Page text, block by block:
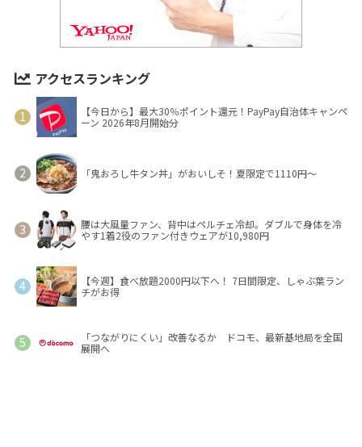
アクセスランキング
【今日から】最大30％ポイント還元！PayPay自治体キャンペ
ーン 2026年8月開始分
「鬼おろし牛タン丼」がおいしそ！夏限定で1110円～
腰は大風量ファン、背中はペルチェ冷却。ダブルで身体を冷
やす1着2役のファン付きウェアが10,980円
【今週】食べ放題2000円以下へ！ 7日間限定、しゃぶ葉ラン
チがお得
「つながりにくい」改善なるか ドコモ、最新基地局を全国
展開へ